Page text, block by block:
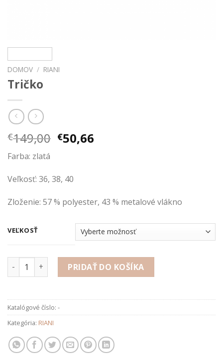
DOMOV / RIANI
Tričko
€149,00 Pôvodná
cena
€149,00.
€50,66
Farba: zlatá
Veľkosť: 36, 38, 40
Zloženie: 57 % polyester, 43 % metalové vlákno
VEĽKOSŤ
množstvo Tričko PRIDAŤ DO KOŠÍKA
Katalógové číslo: -
Kategória: RIANI